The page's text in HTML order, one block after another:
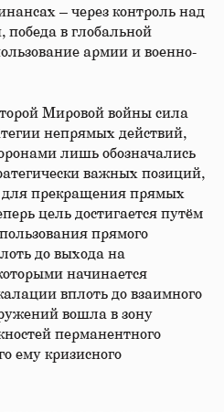
– через контроль над
в глобальной
армии и военно-
Мировой войны сила
непрямых действий,
лишь обозначались
важных позиций,
для прекращения прямых
цель достигается путём
прямого
до выхода на
начинается
вплоть до взаимного
вошла в зону
перманентного
ему кризисного